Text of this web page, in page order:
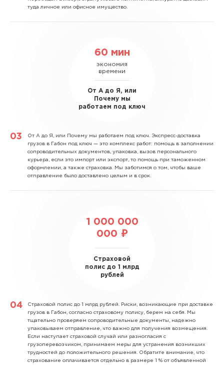
туда личное или офисное имущество.
60 мин
экономия
времени
От А до Я, или
Почему мы
работаем под ключ
От А до Я, или Почему мы работаем под ключ. Экспресс-доставка
грузов в Габон под ключ — это комплекс работ: помощь в заполнении
сопроводительных документов, упаковка, вызов персонального
курьера, если это импорт или экспорт, то помощь при таможенном
оформлении, а также страховка. Мы заботимся о том, чтобы ваше
отправление было доставлено целым и в срок.
1 000 000
000 ₽
Страховой
полис до 1 млрд
рублей
Страховой полис до 1 млрд рублей. Риски, возникающие при доставке
грузов в Габон, согласно страховому полису, берем на себя. Мы
тщательно проверяем сопроводительные документы, надежно
упаковываем отправление, что важно для получения возмещения.
Если наступает страховой случай или разногласия с
грузоперевозчиком, принимаем меры для устранения возникших
трудностей до положительного решения. Обратите внимание, что
страхование оплачивается отдельно в размере 1 % от объявленной